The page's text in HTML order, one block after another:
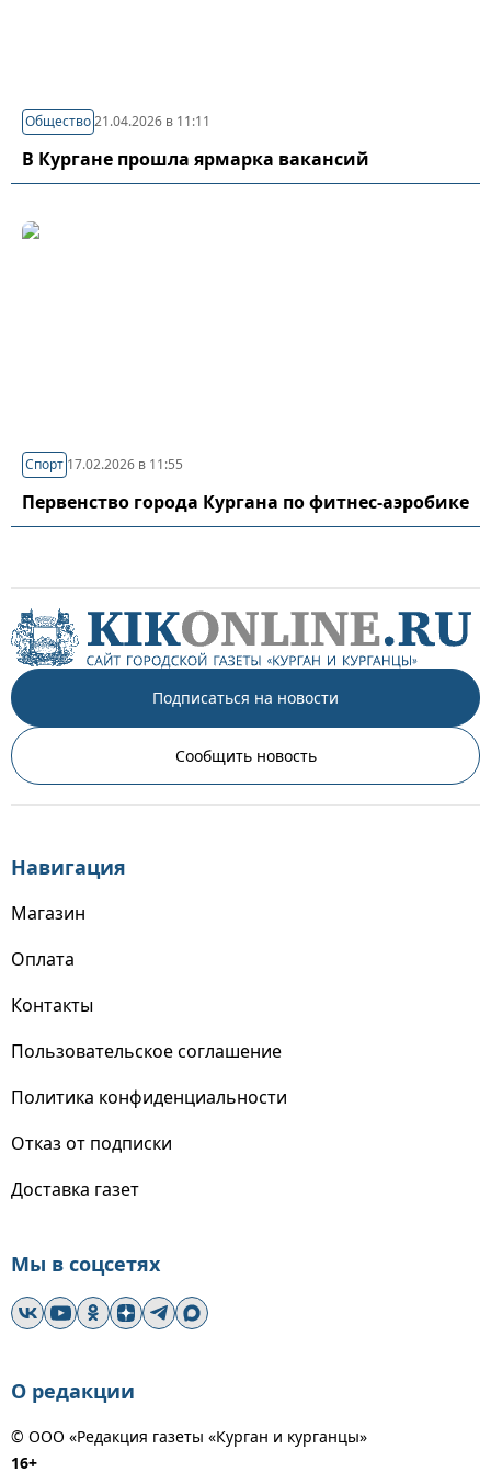
Общество21.04.2026 в 11:11
В Кургане прошла ярмарка вакансий
Спорт 17.02.2026 в 11:55
Первенство города Кургана по фитнес-аэробике
Подписаться на новости
Сообщить новость
Навигация
Магазин
Оплата
Контакты
Пользовательское соглашение
Политика конфиденциальности
Отказ от подписки
Доставка газет
Мы в соцсетях
О редакции
© ООО «Редакция газеты «Курган и курганцы»
16+